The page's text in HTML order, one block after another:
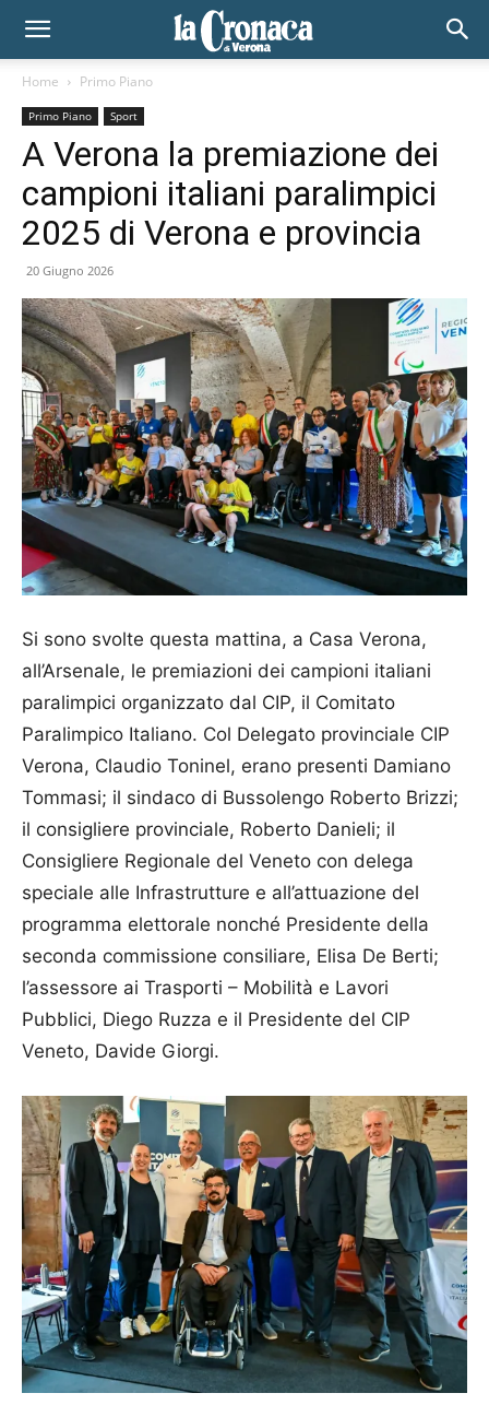
Home Primo Piano
Primo Piano Sport
A Verona la premiazione dei
campioni italiani paralimpici
2025 di Verona e provincia
20 Giugno 2026
Si sono svolte questa mattina, a Casa Verona,
all’Arsenale, le premiazioni dei campioni italiani
paralimpici organizzato dal CIP, il Comitato
Paralimpico Italiano. Col Delegato provinciale CIP
Verona, Claudio Toninel, erano presenti Damiano
Tommasi; il sindaco di Bussolengo Roberto Brizzi;
il consigliere provinciale, Roberto Danieli; il
Consigliere Regionale del Veneto con delega
speciale alle Infrastrutture e all’attuazione del
programma elettorale nonché Presidente della
seconda commissione consiliare, Elisa De Berti;
l’assessore ai Trasporti – Mobilità e Lavori
Pubblici, Diego Ruzza e il Presidente del CIP
Veneto, Davide Giorgi.